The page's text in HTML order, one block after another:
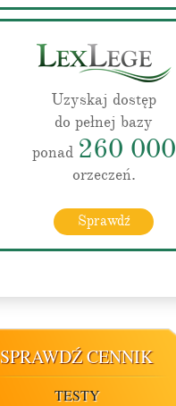
Uzyskaj dostęp
do pełnej bazy
ponad 260 000
orzeczeń.
Sprawdź
SPRAWDŹ CENNIK
TESTY